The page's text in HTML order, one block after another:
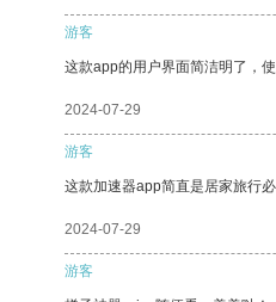
游客
这款app的用户界面简洁明了，
2024-07-29
游客
这款加速器app简直是居家旅行
2024-07-29
游客